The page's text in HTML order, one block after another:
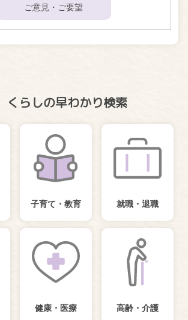
ご意見・ご要望
くらしの早わかり検索
子育て・教育 就職・退職
健康・医療 高齢・介護